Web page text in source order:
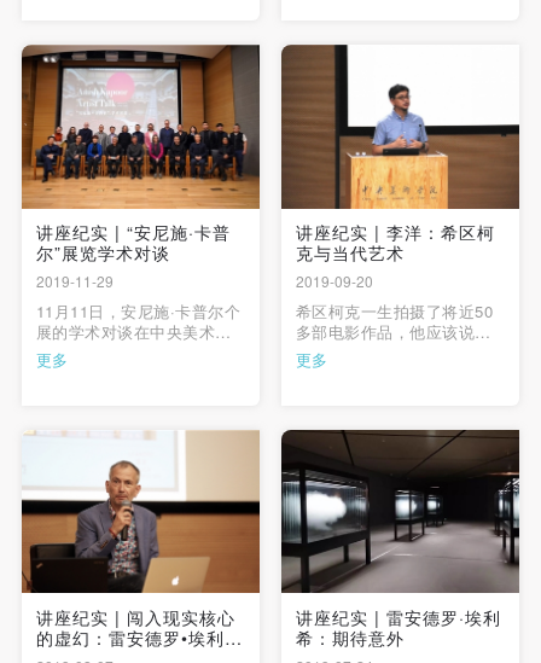
理解的态度说再见！
讲座纪实 | “安尼施·卡普
尔”展览学术对谈
2019-11-29
11月11日，安尼施·卡普尔个
展的学术对谈在中央美术学
院美术馆报告厅举行。中国
美协主席、中央美术学院院
荡”的主题演讲。
更多
讲座纪实 | 李洋：希区柯
克与当代艺术
2019-09-20
希区柯克一生拍摄了将近50
多部电影作品，他应该说是
电影诞生以来世界上最成功
的一个电影导演，成功是多
更多
讲座纪实 | 闯入现实核心
的虚幻：雷安德罗•埃利希
讲座纪实 | 雷安德罗·埃利
希：期待意外
验证码
登录
可使用雅昌艺术网会员账户登录